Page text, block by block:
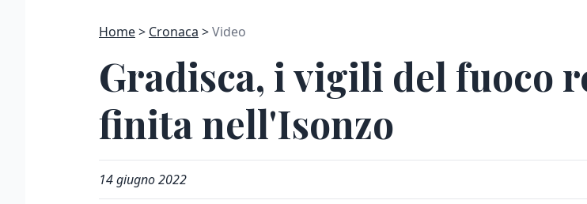
Home Cronaca Video
Gradisca, i vigili del fuoco
finita nell'Isonzo
14 giugno 2022